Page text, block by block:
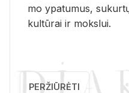
mo ypa­tu­mus,
kul­tū­rai ir moks­lui.
PERŽIŪRĖTI